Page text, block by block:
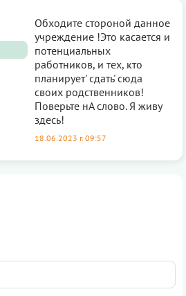
Обходите стороной данное
учреждение !Это касается и
потенциальных
работников, и тех, кто
планирует' сдать' сюда
своих родственников!
Поверьте нА слово. Я живу
здесь!
18.06.2023 г. 09:57